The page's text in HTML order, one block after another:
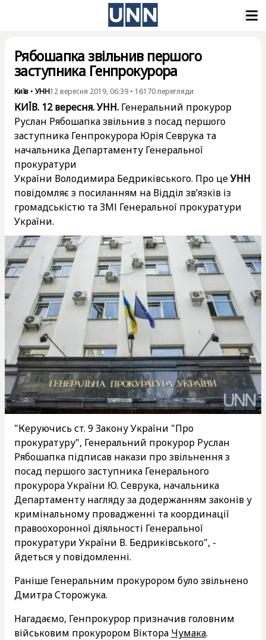
Рябошапка звільнив першого
заступника Генпрокурора
Київ • УНН12 вересня 2019, 06:39 • 16170 перегляди
КИЇВ. 12 вересня. УНН. Генеральний прокурор
Руслан Рябошапка звільнив з посад першого
заступника Генпрокурора Юрія Севрука та
начальника Департаменту Генеральної
прокуратури
України Володимира Бедриківського. Про цеУНН
повідомляє з посиланням на Відділ зв’язків із
громадськістю та ЗМІ Генеральної прокуратури
України.
"Керуючись ст. 9 Закону України "Про
прокуратуру", Генеральний прокурор Руслан
Рябошапка підписав накази про звільнення з
посад першого заступника Генерального
прокурора України Ю. Севрука, начальника
Департаменту нагляду за додержанням законів у
кримінальному провадженні та координації
правоохоронної діяльності Генеральної
прокуратури України В. Бедриківського", -
йдеться у повідомленні.
Раніше Генеральним прокурором було звільнено
Дмитра Сторожука.
Нагадаємо, Генпрокурор призначив головним
військовим прокурором Віктора Чумака.